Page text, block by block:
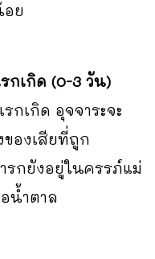
อย
กเกิด (0-3 วัน)
กิด อุจจาระจะ
ของเสียที่ถูก
รกยังอยู่ในครรภ์แม่
น้ำตาล